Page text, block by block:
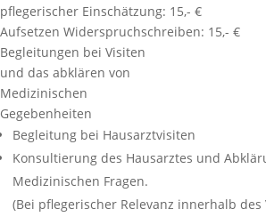
pflegerischer Einschätzung: 15,- €
Aufsetzen Widerspruchschreiben: 15,- €
Begleitungen bei Visiten
und das abklären von
Medizinischen
Gegebenheiten
Begleitung bei Hausarztvisiten
Konsultierung des Hausarztes und
Medizinischen Fragen.
(Bei pflegerischer Relevanz innerhalb